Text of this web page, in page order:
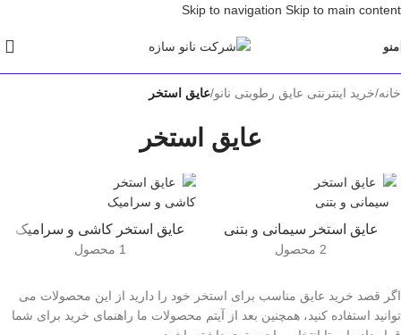
Skip to navigation Skip to main content
منو
خانه/خرید اینترنتی عایق رطوبتی نانو/عایق استخر
عایق استخر
عایق استخر سیمانی و بتنی
2 محصول
عایق استخر کاشی و سرامیک
1 محصول
اگر قصد خرید عایق مناسب برای استخر خود را دارید از این محصولات می
توانید استفاده کنید، همچنین بعد از آیتم محصولات ما راهنمای خرید برای شما